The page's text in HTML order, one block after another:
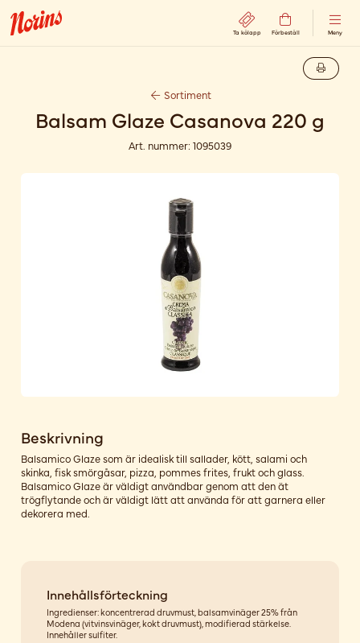
Ta kölapp Förbeställ Meny
Sortiment
Balsam Glaze Casanova 220 g
Art. nummer: 1095039
Beskrivning
Balsamico Glaze som är idealisk till sallader, kött, salami och
skinka, fisk smörgåsar, pizza, pommes frites, frukt och glass.
Balsamico Glaze är väldigt användbar genom att den ät
trögflytande och är väldigt lätt att använda för att garnera eller
dekorera med.
Innehållsförteckning
Ingredienser: koncentrerad druvmust, balsamvinäger 25% från
Modena (vitvinsvinäger, kokt druvmust), modifierad stärkelse.
Innehåller sulfiter.